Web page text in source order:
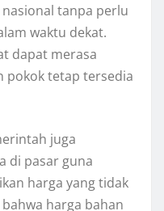
tanpa perlu
waktu dekat.
dapat merasa
pokok tetap tersedia
juga
di pasar guna
harga yang tidak
harga bahan